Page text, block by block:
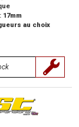
17mm
au choix